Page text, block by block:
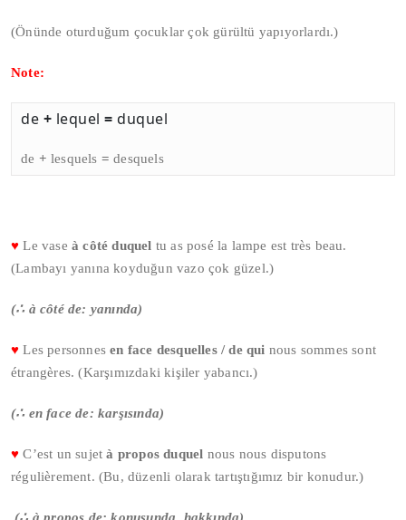
(Önünde oturduğum çocuklar çok gürültü yapıyorlardı.)
Note:
de + lequel = duquel
de + lesquels = desquels
♥ Le vaseà côté duquel tu as posé la lampe est très beau.
(Lambayı yanına koyduğun vazo çok güzel.)
(∴ à côté de: yanında)
♥ Les personnesen face desquelles / de qui nous sommes sont
étrangères. (Karşımızdaki kişiler yabancı.)
(∴ en face de: karşısında)
♥ C’est un sujetà propos duquel nous nous disputons
régulièrement. (Bu, düzenli olarak tartıştığımız bir konudur.)